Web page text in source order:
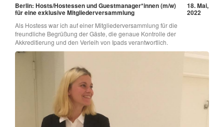
Berlin: Hosts/Hostessen und Guestmanager*innen (m/w)
für eine exklusive Mitgliederversammlung
18. Mai,
2022
Als Hostess war ich auf einer Mitgliederversammlung für die
freundliche Begrüßung der Gäste, die genaue Kontrolle der
Akkreditierung und den Verleih von Ipads verantwortlich.